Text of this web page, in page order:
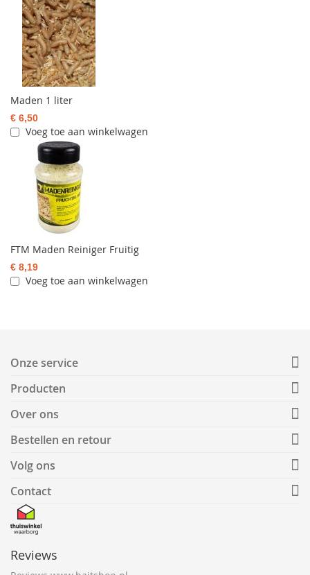
Maden 1 liter
€ 6,50
Voeg toe aan winkelwagen
FTM Maden Reiniger Fruitig
€ 8,19
Voeg toe aan winkelwagen
Onze service
Producten
Over ons
Bestellen en retour
Volg ons
Contact
Reviews